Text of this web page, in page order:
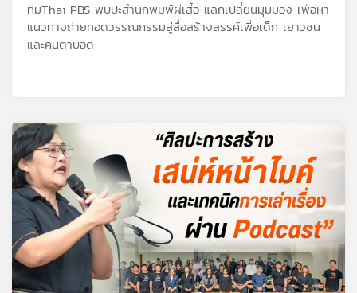
เพลง
ข่าว
และ
กิจกรรม
เกี่ยว
กับ
เรา
ทีมThai PBS พบปะสำนักพิมพ์ผีเสื้อ แลกเปลี่ยนมุมมอง เพื่อหา
แนวทางถ่ายทอดวรรณกรรมสู่สื่อสร้างสรรค์เพื่อเด็ก เยาวชน
และคนตาบอด